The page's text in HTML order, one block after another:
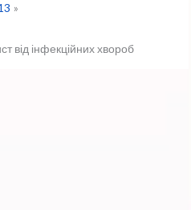
від інфекційних хвороб